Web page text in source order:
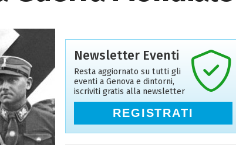
Newsletter Eventi
Resta aggiornato su tutti gli
eventi a Genova e dintorni,
iscriviti gratis alla newsletter
REGISTRATI